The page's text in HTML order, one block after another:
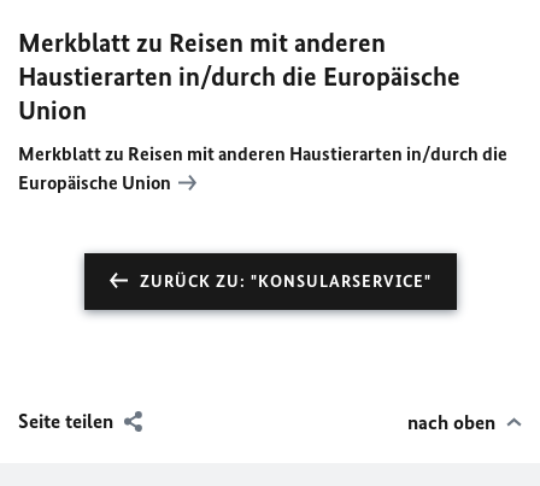
Merkblatt zu Reisen mit anderen
Haustierarten in/durch die Europäische
Union
Merkblatt zu Reisen mit anderen Haustierarten in/durch die
Europäische Union
ZURÜCK ZU: "KONSULARSERVICE"
Seite teilen nach oben